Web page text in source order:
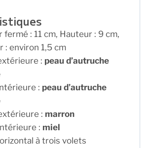
fermé : 11 cm, Hauteur : 9 cm,
: environ 1,5 cm
: peau d’autruche
: peau d’autruche
: marron
: miel
à trois volets